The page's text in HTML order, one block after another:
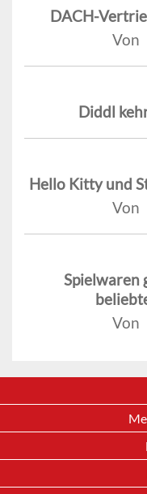
DACH-
Von
Diddl
Hello Kitty und
Von
Spielwaren
Von